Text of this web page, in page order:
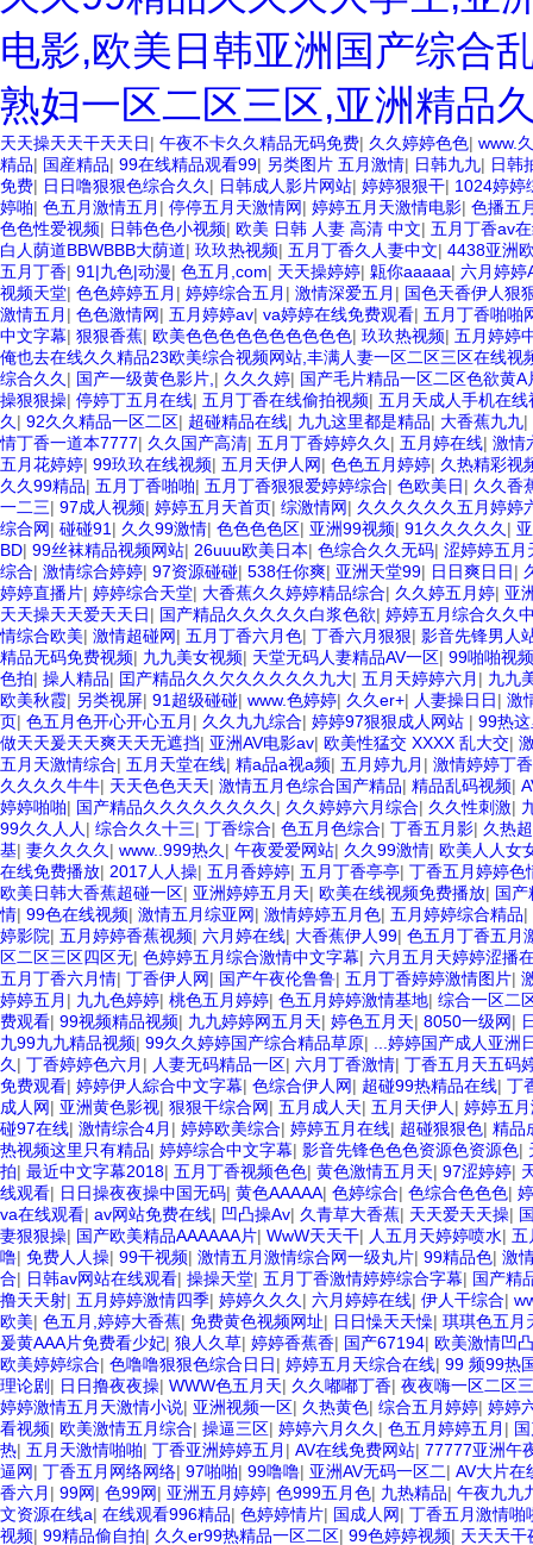
电影,欧美日韩亚洲国产综合
熟妇一区二区三区,亚洲精品
天天操天天干天天日| 午夜不卡久久精品无码免费| 久久婷婷色色| www.
精品| 国産精品| 99在线精品观看99| 另类图片 五月激情| 日韩九九| 日韩
免费| 日日噜狠狠色综合久久 | 日韩成人影片网站| 婷婷狠狠干| 1024婷婷
婷啪| 色五月激情五月 | 停停五月天激情网| 婷婷五月天激情电影| 色播五
色色性爱视频| 日韩色色小视频| 欧美 日韩 人妻 高清 中文| 五月丁香av
白人荫道BBWBBB大荫道| 玖玖热视频| 五月丁香久人妻中文| 4438亚洲
五月丁香| 91|九色|动漫| 色五月,com| 天天操婷婷| 甈你aaaaa| 六月婷婷
视频天堂| 色色婷婷五月 | 婷婷综合五月 | 激情深爱五月 | 国色天香伊人狠
激情五月 | 色色激情网| 五月婷婷av| va婷婷在线免费观看| 五月丁香啪啪
中文字幕| 狠狠香蕉| 欧美色色色色色色色色色色| 玖玖热视频| 五月婷婷
俺也去在线久久精品23欧美综合视频网站,丰满人妻一区二区三区在线视
综合久久 | 国产一级黄色影片, | 久久久婷| 国产毛片精品一区二区色欲黄
操狠狠操| 停婷丁五月在线| 五月丁香在线偷拍视频| 五月天成人手机在线
久 | 92久久精品一区二区| 超碰精品在线| 九九这里都是精品| 大香蕉九九|
情丁香一道本7777| 久久国产高清| 五月丁香婷婷久久 | 五月婷在线| 激情
五月花婷婷| 99玖玖在线视频| 五月天伊人网| 色色五月婷婷| 久热精彩视
久久99精品| 五月丁香啪啪| 五月丁香狠狠爱婷婷综合| 色欧美日| 久久香
一二三| 97成人视频| 婷婷五月天首页| 综激情网| 久久久久久久五月婷
综合网| 碰碰91 | 久久99激情| 色色色色区| 亚洲99视频| 91久久久久久 |
BD| 99丝袜精品视频网站| 26uuu欧美日本| 色综合久久无码| 涩婷婷五月
综合| 激情综合婷婷| 97资源碰碰| 538任你爽| 亚洲天堂99| 日日爽日日|
婷婷直播片| 婷婷综合天堂| 大香蕉久久婷婷精品综合| 久久婷五月婷| 亚
天天操天天爱天天日| 国产精品久久久久久白浆色欲| 婷婷五月综合久久
情综合欧美| 激情超碰网| 五月丁香六月色| 丁香六月狠狠| 影音先锋男人
精品无码免费视频| 九九美女视频| 天堂无码人妻精品AV一区| 99啪啪视频
色拍| 操人精品| 囯产精品久久欠久久久久久九大| 五月天婷婷六月 | 九九
欧美秋霞| 另类视屏| 91超级碰碰| www.色婷婷| 久久er+| 人妻操日日| 激
页| 色五月色开心开心五月 | 久久九九综合| 婷婷97狠狠成人网站 | 99热
做天天爰天天爽天天无遮挡| 亚洲AV电影av| 欧美性猛交 XXXX 乱大交|
五月天激情综合| 五月天堂在线| 精a品a视a频| 五月婷九月 | 激情婷婷丁香
久久久久牛牛| 天天色色天天| 激情五月色综合国产精品| 精品乱码视频|
婷婷啪啪| 国产精品久久久久久久久久 | 久久婷婷六月综合| 久久性刺激|
99久久人人 | 综合久久十三| 丁香综合| 色五月色综合| 丁香五月影| 久热
基| 妻久久久久 | www..999热久 | 午夜爱爱网站| 久久99激情| 欧美人人女
在线免费播放| 2017人人操| 五月香婷婷| 五月丁香亭亭| 丁香五月婷婷色
欧美日韩大香蕉超碰一区| 亚洲婷婷五月天| 欧美在线视频免费播放| 国产
情| 99色在线视频| 激情五月综亚网| 激情婷婷五月色| 五月婷婷综合精品|
婷影院| 五月婷婷香蕉视频| 六月婷在线| 大香蕉伊人99| 色五月丁香五月
区二区三区四区无| 色婷婷五月综合激情中文字幕| 六月五月天婷婷涩播
五月丁香六月情| 丁香伊人网| 国产午夜伦鲁鲁| 五月丁香婷婷激情图片|
婷婷五月 | 九九色婷婷| 桃色五月婷婷| 色五月婷婷激情基地| 综合一区二
费观看| 99视频精品视频| 九九婷婷网五月天| 婷色五月天| 8050一级网|
九99九九精品视频| 99久久婷婷国产综合精品草原|
...婷婷国产成人亚洲
久 | 丁香婷婷色六月 | 人妻无码精品一区| 六月丁香激情| 丁香五月天五码
免费观看| 婷婷伊人綜合中文字幕| 色综合伊人网| 超碰99热精品在线| 丁
成人网| 亚洲黄色影视| 狠狠干综合网| 五月成人天| 五月天伊人 | 婷婷五
碰97在线| 激情综合4月 | 婷婷欧美综合| 婷婷五月在线| 超碰狠狠色| 精品
热视频这里只有精品| 婷婷综合中文字幕| 影音先锋色色色资源色资源色|
拍| 最近中文字幕2018| 五月丁香视频色色| 黄色激情五月天| 97涩婷婷|
线观看| 日日操夜夜操中国无码| 黄色AAAAA| 色婷综合| 色综合色色色|
va在线观看| av网站免费在线| 凹凸操Av| 久青草大香蕉| 天天爱天天操|
妻狠狠操| 国产欧美精品AAAAAA片| WwW天天干| 人五月天婷婷喷水| 五
噜| 免费人人操| 99干视频| 激情五月激情综合网一级丸片| 99精品色| 激
合| 日韩av网站在线观看| 操操天堂| 五月丁香激情婷婷综合字幕| 国产精
撸天天射| 五月婷婷激情四季| 婷婷久久久 | 六月婷婷在线| 伊人干综合|
欧美| 色五月,婷婷大香蕉| 免费黄色视频网址| 日日懆天天懆| 琪琪色五月
爰黄AAA片免费看少妃| 狼人久草| 婷婷香蕉香| 国产67194| 欧美激情凹
欧美婷婷综合| 色噜噜狠狠色综合日日| 婷婷五月天综合在线| 99 频99热
理论剧 | 日日撸夜夜操| WWW色五月天| 久久嘟嘟丁香| 夜夜嗨一区二区
婷婷激情五月天激情小说| 亚洲视频一区| 久热黄色| 综合五月婷婷| 婷婷
看视频| 欧美激情五月综合| 操逼三区| 婷婷六月久久 | 色五月婷婷五月 |
热| 五月天激情啪啪| 丁香亚洲婷婷五月 | AV在线免费网站| 77777亚洲午
逼网| 丁香五月网络网络| 97啪啪| 99噜噜| 亚洲AV无码一区二| AV大片在
香六月 | 99网| 色99网| 亚洲五月婷婷| 色999五月色| 九热精品| 午夜九九
文资源在线a| 在线观看996精品| 色婷婷情片| 国成人网| 丁香五月激情啪
视频| 99精品偷自拍| 久久er99热精品一区二区| 99色婷婷视频| 天天天干